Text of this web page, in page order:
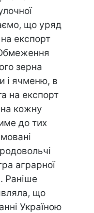
що уряд
експорт
зерна
і ячменю, в
на експорт
кожну
до тих
аграрної
Раніше
що
Україною